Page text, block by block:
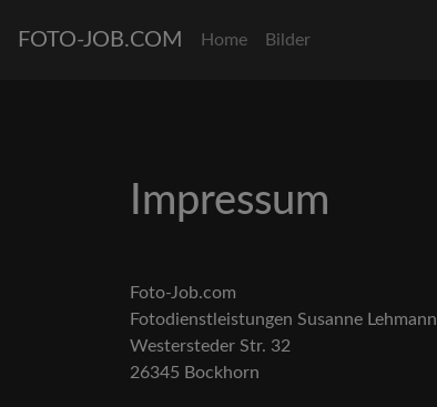
FOTO-JOB.COM Home Bilder
Impressum
Foto-Job.com
Fotodienstleistungen Susanne Lehmann
Westersteder Str. 32
26345 Bockhorn